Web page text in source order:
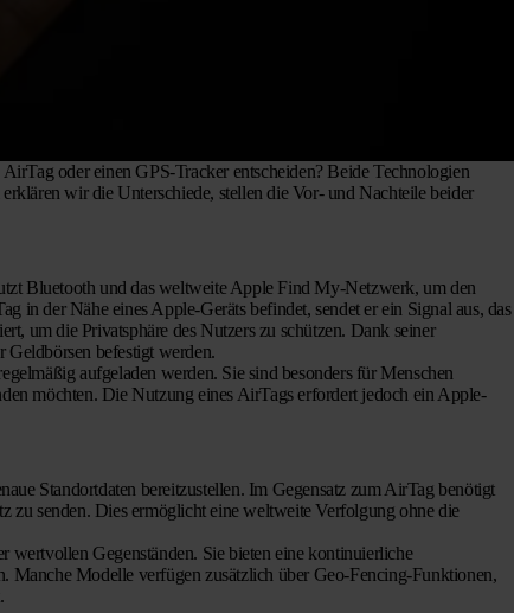
oder einen GPS-Tracker entscheiden? Beide Technologien
wir die Unterschiede, stellen die Vor- und Nachteile beider
Bluetooth und das weltweite Apple Find My-Netzwerk, um den
in der Nähe eines Apple-Geräts befindet, sendet er ein Signal aus, das
um die Privatsphäre des Nutzers zu schützen. Dank seiner
Geldbörsen befestigt werden.
aufgeladen werden. Sie sind besonders für Menschen
möchten. Die Nutzung eines AirTags erfordert jedoch ein Apple-
Standortdaten bereitzustellen. Im Gegensatz zum AirTag benötigt
zu senden. Dies ermöglicht eine weltweite Verfolgung ohne die
wertvollen Gegenständen. Sie bieten eine kontinuierliche
Manche Modelle verfügen zusätzlich über Geo-Fencing-Funktionen,